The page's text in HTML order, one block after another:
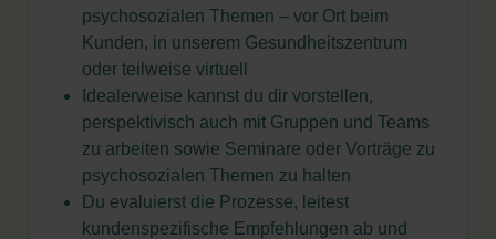
psychosozialen Themen – vor Ort beim
Kunden, in unserem Gesundheitszentrum
oder teilweise virtuell
Idealerweise kannst du dir vorstellen,
perspektivisch auch mit Gruppen und Teams
zu arbeiten sowie Seminare oder Vorträge zu
psychosozialen Themen zu halten
Du evaluierst die Prozesse, leitest
kundenspezifische Empfehlungen ab und